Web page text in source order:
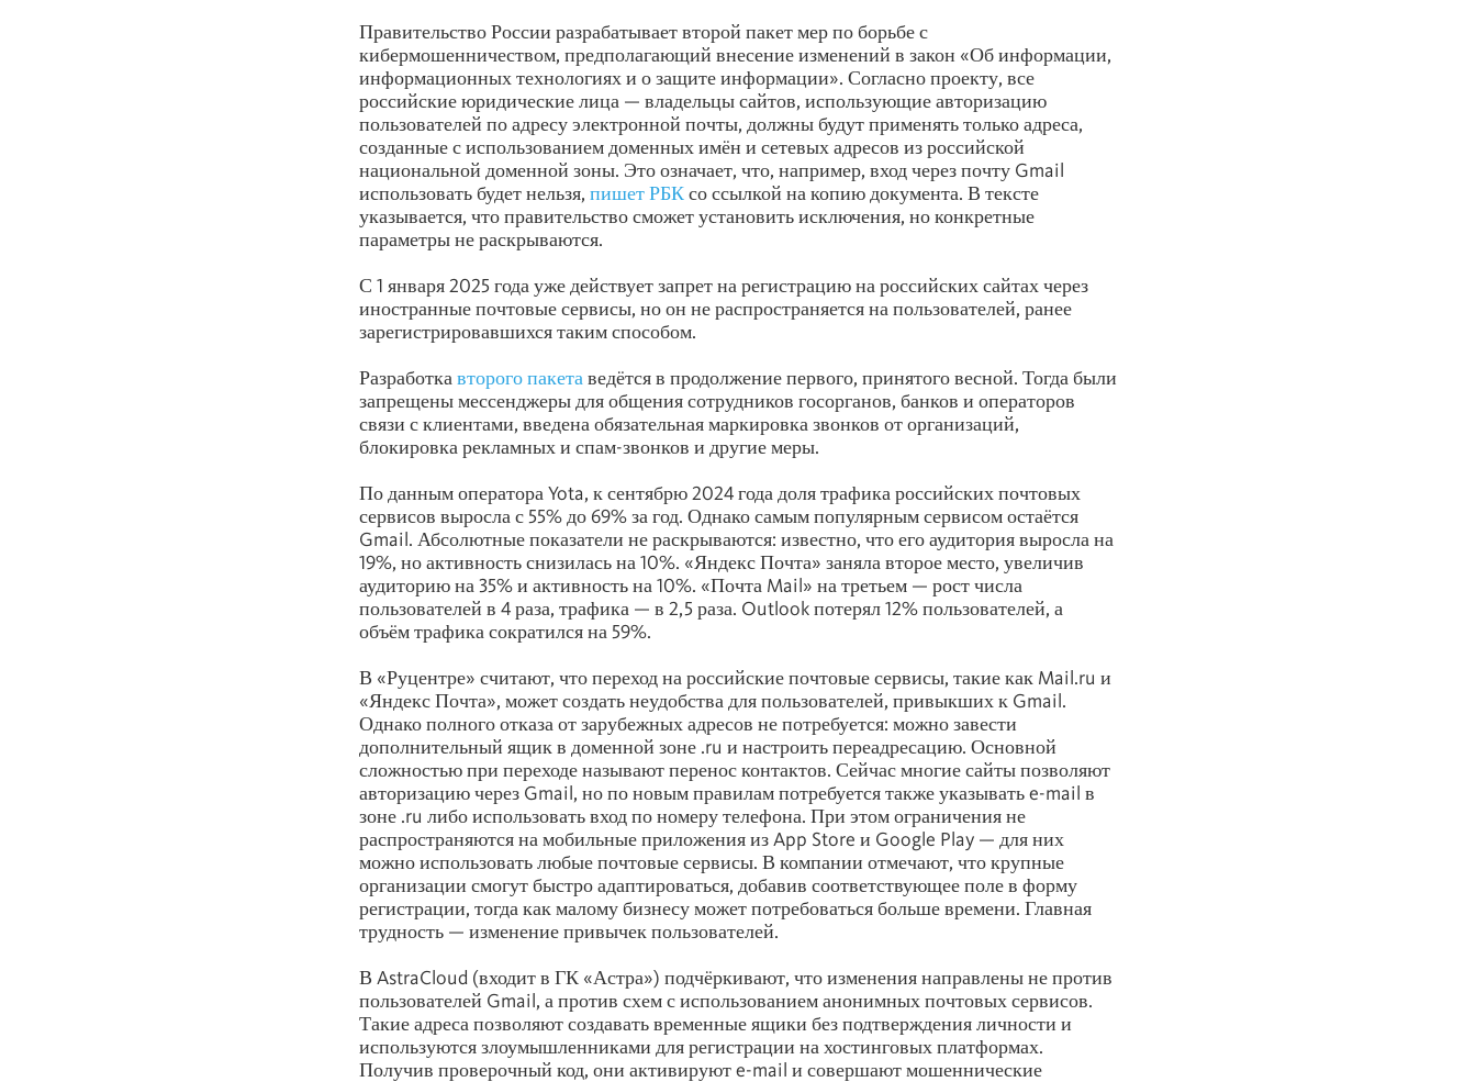
Правительство России разрабатывает второй пакет мер по борьбе с
кибермошенничеством, предполагающий внесение изменений в закон «Об информации,
информационных технологиях и о защите информации». Согласно проекту, все
российские юридические лица — владельцы сайтов, использующие авторизацию
пользователей по адресу электронной почты, должны будут применять только адреса,
созданные с использованием доменных имён и сетевых адресов из российской
национальной доменной зоны. Это означает, что, например, вход через почту Gmail
использовать будет нельзя, пишет РБКсо ссылкой на копию документа. В тексте
указывается, что правительство сможет установить исключения, но конкретные
параметры не раскрываются.
С 1 января 2025 года уже действует запрет на регистрацию на российских сайтах через
иностранные почтовые сервисы, но он не распространяется на пользователей, ранее
зарегистрировавшихся таким способом.
Разработка второго пакета ведётся в продолжение первого, принятого весной. Тогда были
запрещены мессенджеры для общения сотрудников госорганов, банков и операторов
связи с клиентами, введена обязательная маркировка звонков от организаций,
блокировка рекламных и спам-звонков и другие меры.
По данным оператора Yota, к сентябрю 2024 года доля трафика российских почтовых
сервисов выросла с 55% до 69% за год. Однако самым популярным сервисом остаётся
Gmail. Абсолютные показатели не раскрываются: известно, что его аудитория выросла на
19%, но активность снизилась на 10%. «Яндекс Почта» заняла второе место, увеличив
аудиторию на 35% и активность на 10%. «Почта Mail» на третьем — рост числа
пользователей в 4 раза, трафика — в 2,5 раза. Outlook потерял 12% пользователей, а
объём трафика сократился на 59%.
В «Руцентре» считают, что переход на российские почтовые сервисы, такие как Mail.ru и
«Яндекс Почта», может создать неудобства для пользователей, привыкших к Gmail.
Однако полного отказа от зарубежных адресов не потребуется: можно завести
дополнительный ящик в доменной зоне .ru и настроить переадресацию. Основной
сложностью при переходе называют перенос контактов. Сейчас многие сайты позволяют
авторизацию через Gmail, но по новым правилам потребуется также указывать e-mail в
зоне .ru либо использовать вход по номеру телефона. При этом ограничения не
распространяются на мобильные приложения из App Store и Google Play — для них
можно использовать любые почтовые сервисы. В компании отмечают, что крупные
организации смогут быстро адаптироваться, добавив соответствующее поле в форму
регистрации, тогда как малому бизнесу может потребоваться больше времени. Главная
трудность — изменение привычек пользователей.
В AstraCloud (входит в ГК «Астра») подчёркивают, что изменения направлены не против
пользователей Gmail, а против схем с использованием анонимных почтовых сервисов.
Такие адреса позволяют создавать временные ящики без подтверждения личности и
используются злоумышленниками для регистрации на хостинговых платформах.
Получив проверочный код, они активируют e-mail и совершают мошеннические